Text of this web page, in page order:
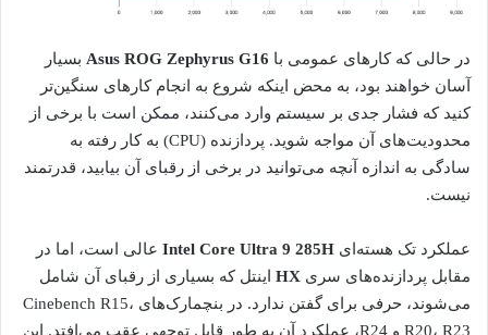
در حالی که کارهای عمومی با Asus ROG Zephyrus G16 بسیار
آسان خواهند بود، به محض اینکه شروع به انجام کارهای سنگین‌تر
کنید که فشار جدی بر سیستم وارد می‌کنند، ممکن است با برخی از
محدودیت‌های آن مواجه شوید. پردازنده (CPU) به کار رفته به
سادگی به اندازه آنچه می‌توانید در برخی از رقبای آن بیابید، قدرتمند
نیست.
عملکرد تک هسته‌ای Intel Core Ultra 9 285H عالی است، اما در
مقابل پردازنده‌های سری HX اینتل که بسیاری از رقبای آن شامل
می‌شوند، حرفی برای گفتن ندارد. در بنچمارک‌های Cinebench R15،
R20، R23 و R24، عملکرد آن به طور قابل توجهی عقب می‌افتد. این